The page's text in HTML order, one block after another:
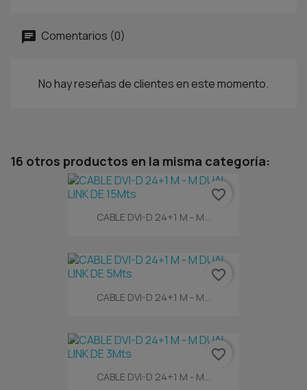
Comentarios (0)
No hay reseñas de clientes en este momento.
16 otros productos en la misma categoría:
CABLE DVI-D 24+1 M - M...
favorite_border
CABLE DVI-D 24+1 M - M...
favorite_border
CABLE DVI-D 24+1 M - M...
favorite_border